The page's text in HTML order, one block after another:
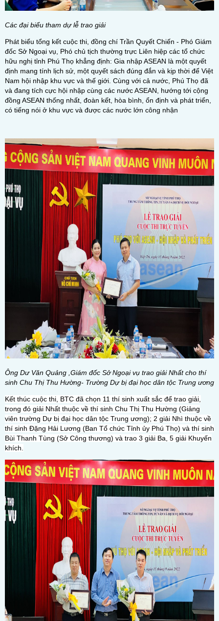
Các đại biểu tham dự lễ trao giải
Phát biểu tổng kết cuộc thi, đồng chí Trần Quyết Chiến - Phó Giám
đốc Sở Ngoại vụ, Phó chủ tịch thường trực Liên hiệp các tổ chức
hữu nghị tỉnh Phú Thọ khẳng định: Gia nhập ASEAN là một quyết
định mang tính lịch sử, một quyết sách đúng đắn và kịp thời để Việt
Nam hội nhập khu vực và thế giới. Cùng với cả nước, Phú Thọ đã
và đang tích cực hội nhập cùng các nước ASEAN, hướng tới cộng
đồng ASEAN thống nhất, đoàn kết, hòa bình, ổn định và phát triển,
có tiếng nói ở khu vực và được các nước lớn công nhận
Ông Dư Văn Quảng ,Giám đốc Sở Ngoại vụ trao giải Nhất cho thí
sinh Chu Thị Thu Hường- Trường Dự bị đại học dân tộc Trung ương
Kết thúc cuộc thi, BTC đã chọn 11 thí sinh xuất sắc để trao giải,
trong đó giải Nhất thuộc về thí sinh Chu Thị Thu Hường (Giảng
viên trường Dự bị đại học dân tộc Trung ương); 2 giải Nhì thuộc về
thí sinh Đặng Hải Lương (Ban Tổ chức Tỉnh ủy Phú Thọ) và thí sinh
Bùi Thanh Tùng (Sở Công thương) và trao 3 giải Ba, 5 giải Khuyến
khích.